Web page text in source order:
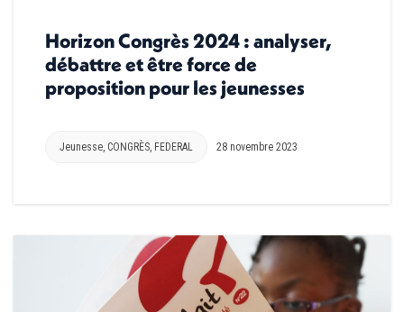
Horizon Congrès 2024 : analyser,
débattre et être force de
proposition pour les jeunesses
Jeunesse, CONGRÈS, FEDERAL 28 novembre 2023